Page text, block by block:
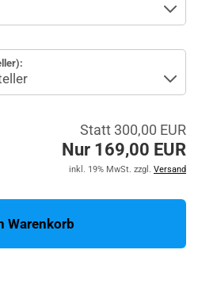
Statt 300,00 EUR
Nur 169,00 EUR
inkl. 19% MwSt. zzgl. Versand
Warenkorb